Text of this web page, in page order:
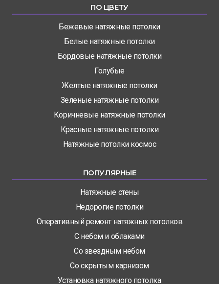
ПО ЦВЕТУ
Бежевые натяжные потолки
Белые натяжные потолки
Бордовые натяжные потолки
Голубые
Желтые натяжные потолки
Зеленые натяжные потолки
Коричневые натяжные потолки
Красные натяжные потолки
Натяжные потолки космос
ПОПУЛЯРНЫЕ
Натяжные стены
Недорогие потолки
Оперативный ремонт натяжных потолков
С небом и облаками
Со звездным небом
Со скрытым карнизом
Установка натяжного потолка